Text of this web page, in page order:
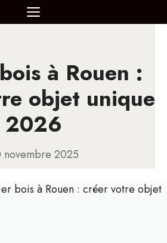
MENU
à Rouen :
objet unique
2026
novembre 2025
bois à Rouen : créer votre objet